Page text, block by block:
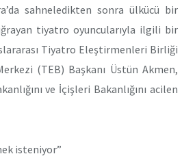
sahneledikten sonra ülkücü bir
tiyatro oyuncularıyla ilgili bir
Tiyatro Eleştirmenleri Birliği
(TEB) Başkanı Üstün Akmen,
ve İçişleri Bakanlığını acilen
isteniyor”